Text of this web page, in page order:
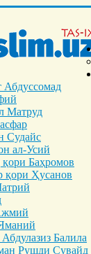
Абдуссомад
Матруд
Судайс
ал-Усий
Баҳромов
қори Ҳусанов
Балила
Рушди Сувайд